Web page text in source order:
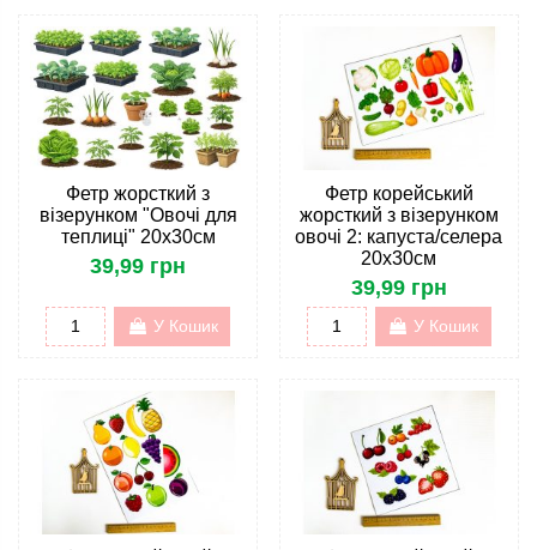
Фетр жорсткий з
візерунком "Овочі для
теплиці" 20х30см
39,99 грн
У Кошик
Фетр корейський
жорсткий з візерунком
овочі 2: капуста/селера
20х30см
39,99 грн
У Кошик